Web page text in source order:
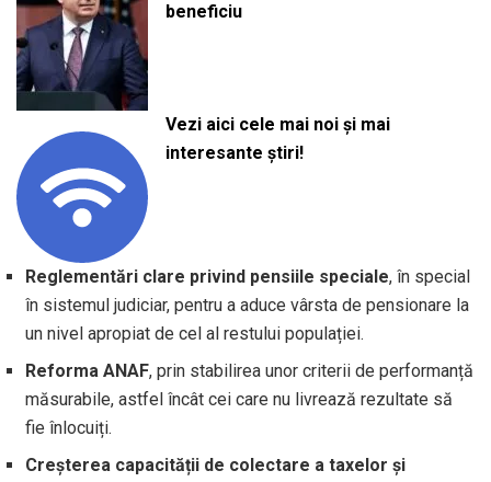
beneficiu
Vezi aici cele mai noi și mai
interesante știri!
Reglementări clare privind pensiile speciale, în special
în sistemul judiciar, pentru a aduce vârsta de pensionare la
un nivel apropiat de cel al restului populației.
Reforma ANAF, prin stabilirea unor criterii de performanță
măsurabile, astfel încât cei care nu livrează rezultate să
fie înlocuiți.
Creșterea capacității de colectare a taxelor și